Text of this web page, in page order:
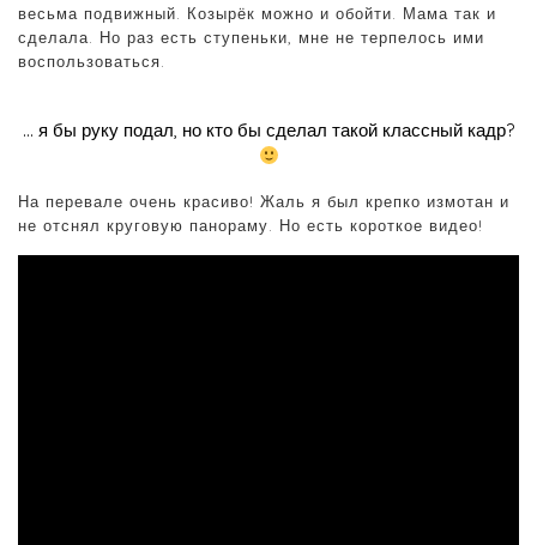
весьма подвижный. Козырёк можно и обойти. Мама так и
сделала. Но раз есть ступеньки, мне не терпелось ими
воспользоваться.
… я бы руку подал, но кто бы сделал такой классный кадр?
На перевале очень красиво! Жаль я был крепко измотан и
не отснял круговую панораму. Но есть короткое видео!